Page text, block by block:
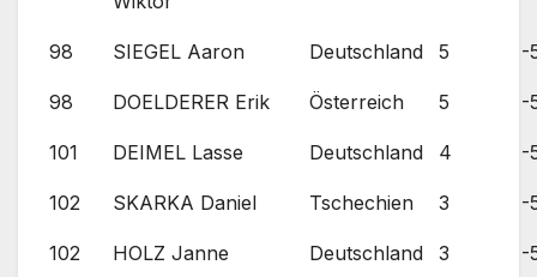
98 SIEGEL Aaron Deutschland 5 -
98 DOELDERER Erik Österreich 5 -
101 DEIMEL Lasse Deutschland 4 -
102 SKARKA Daniel Tschechien 3 -
102 HOLZ Janne Deutschland 3 -